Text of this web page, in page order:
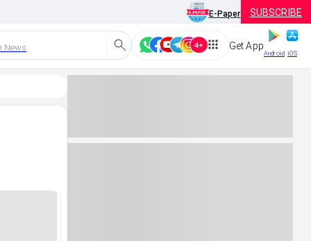
E-Paper SUBSCRIBE
News Get App
Android iOS